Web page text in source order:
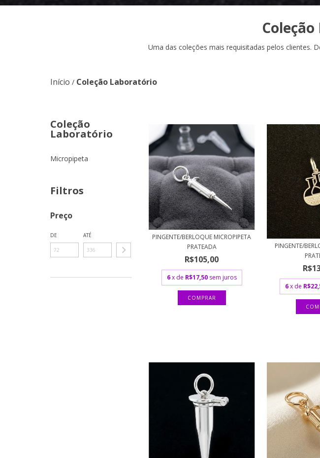
Uma das coleções mais requisitadas pelos clientes.
Início / Coleção Laboratório
Coleção
Laboratório
Micropipeta
Filtros
Preço
DE ATÉ
PINGENTE/BERLOQUE MICROPIPETA
PRATEADA
R$105,00
6x de R$17,50 sem juros
PINGENTE/
6 x de